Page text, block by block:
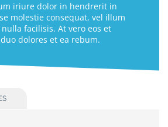
iriure dolor in hendrerit in
molestie consequat, vel illum
facilisis. At vero eos et
dolores et ea rebum.